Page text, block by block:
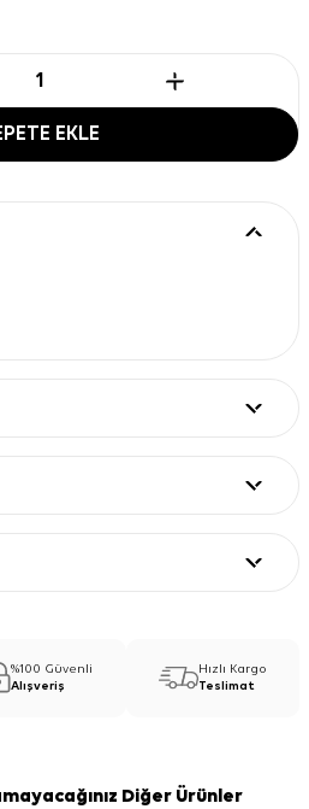
EKLE
%100 Güvenli
Alışveriş
Hızlı Kargo
Teslimat
Diğer Ürünler